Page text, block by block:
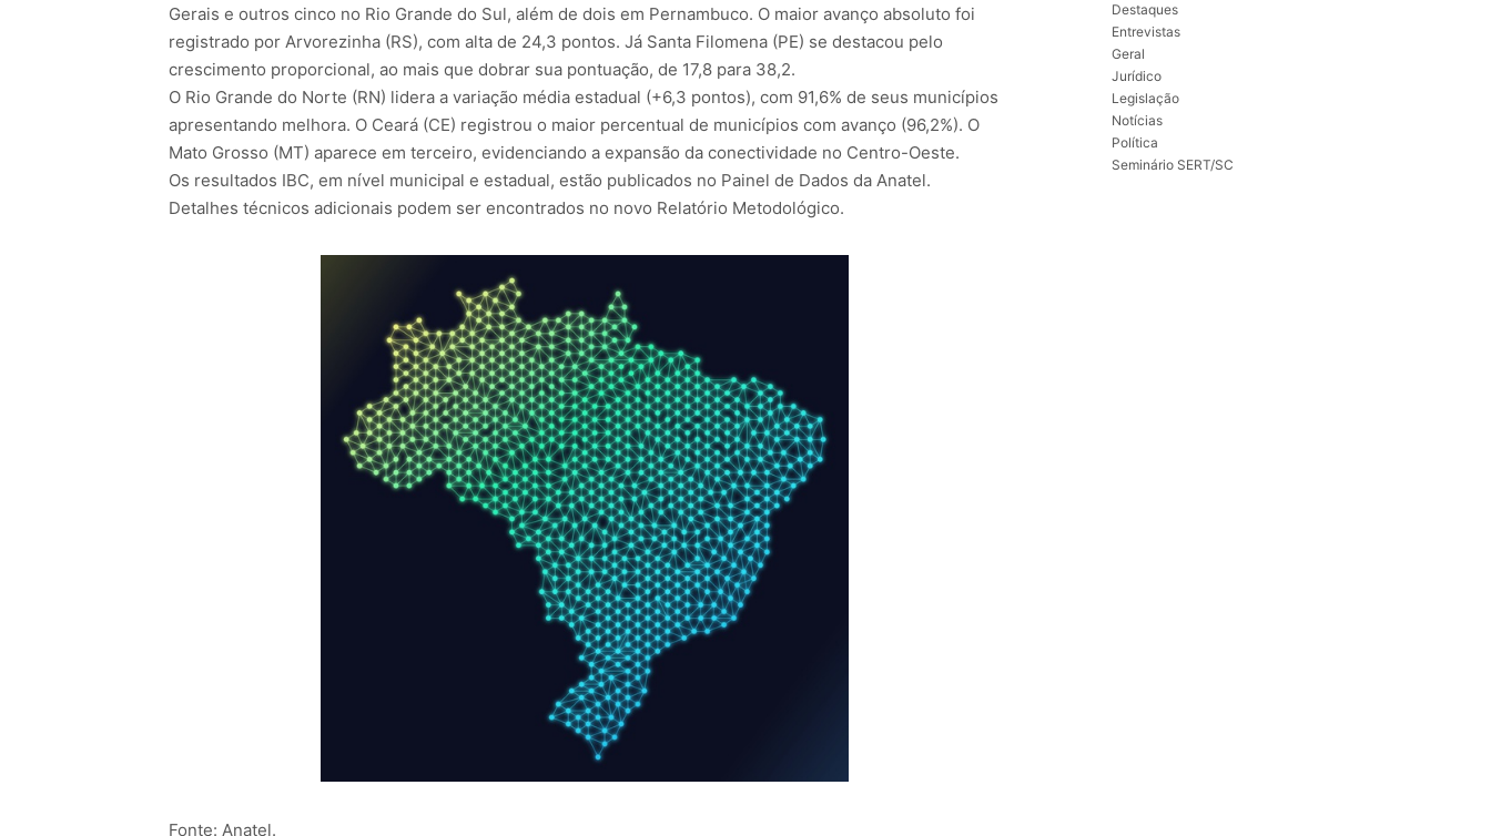
Gerais e outros cinco no Rio Grande do Sul, além de dois em Pernambuco. O maior avanço absoluto foi
registrado por Arvorezinha (RS), com alta de 24,3 pontos. Já Santa Filomena (PE) se destacou pelo
crescimento proporcional, ao mais que dobrar sua pontuação, de 17,8 para 38,2.
O Rio Grande do Norte (RN) lidera a variação média estadual (+6,3 pontos), com 91,6% de seus municípios
apresentando melhora. O Ceará (CE) registrou o maior percentual de municípios com avanço (96,2%). O
Mato Grosso (MT) aparece em terceiro, evidenciando a expansão da conectividade no Centro-Oeste.
Os resultados IBC, em nível municipal e estadual, estão publicados no Painel de Dados da Anatel.
Detalhes técnicos adicionais podem ser encontrados no novo Relatório Metodológico.
Fonte: Anatel.
Destaques
Entrevistas
Geral
Jurídico
Legislação
Notícias
Política
Seminário SERT/SC